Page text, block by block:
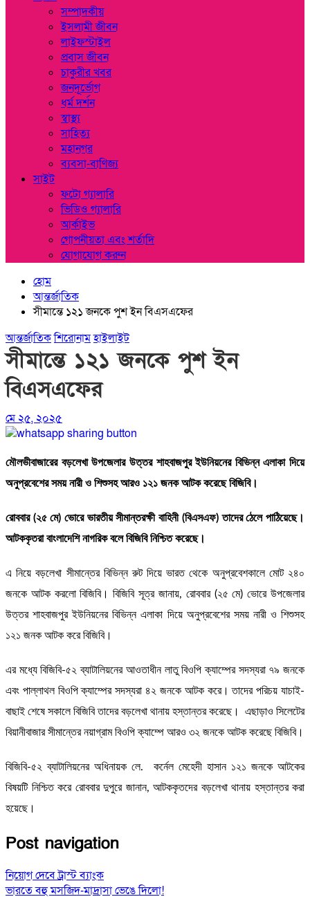
সম্পাদকীয়
ইসলামী জীবন
লাইফস্টাইল
প্রবাস জীবন
চাকুরীর খবর
জনদূর্ভোগ
ধর্ম দর্শন
স্বাস্থ্য
সাহিত্য
মহানগর
ব্যবসা-বাণিজ্য
সাইট
ফটো গ্যালারি
ভিডিও গ্যালারি
আর্কাইভ
গোপনীয়তা এবং শর্তাদি
যোগাযোগ করুন
হোম
আন্তর্জাতিক
সীমান্তে ১২১ জনকে পুশ ইন বিএসএফের
আন্তর্জাতিকশিরোনামহাইলাইট
সীমান্তে ১২১ জনকে পুশ ইন
বিএসএফের
মে ২৫, ২০২৫
মৌলভীবাজারের বড়লেখা উপজেলার উত্তর শাহবাজপুর ইউনিয়নের বিভিন্ন এলাকা দিয়ে
অনুপ্রবেশের সময় নারী ও শিশুসহ আরও ১২১ জনক আটক করেছে বিজিবি।
রোববার (২৫ মে) ভোরে ভারতীয় সীমান্তরক্ষী বাহিনী (বিএসএফ) তাদের ঠেলে পাঠিয়েছে।
আটককৃতরা বাংলাদেশি নাগরিক বলে বিজিবি নিশ্চিত করেছে।
এ নিয়ে বড়লেখা সীমান্তের বিভিন্ন রুট দিয়ে ভারত থেকে অনুপ্রবেশকালে মোট ২৪০
জনকে আটক করলো বিজিবি। বিজিবি সূত্র জানায়, রোববার (২৫ মে) ভোরে উপজেলার
উত্তর শাহবাজপুর ইউনিয়নের বিভিন্ন এলাকা দিয়ে অনুপ্রবেশের সময় নারী ও শিশুসহ
১২১ জনক আটক করে বিজিবি।
এর মধ্যে বিজিবি-৫২ ব্যাটালিয়নের আওতাধীন লাতু বিওপি ক্যাম্পের সদস্যরা ৭৯ জনকে
এবং পাল্লাথল বিওপি ক্যাম্পের সদস্যরা ৪২ জনকে আটক করে। তাদের পরিচয় যাচাই-
বাছাই শেষে সকালে বিজিবি তাদের বড়লেখা থানায় হস্তান্তর করেছে। এছাড়াও সিলেটের
বিয়ানীবাজার সীমান্তের নয়াগ্রাম বিওপি ক্যাম্পে আরও ৩২ জনকে আটক করেছে বিজিবি।
বিজিবি-৫২ ব্যাটালিয়নের অধিনায়ক লে. কর্নেল মেহেদী হাসান ১২১ জনকে আটকের
বিষয়টি নিশ্চিত করে রোববার দুপুরে জানান, আটককৃতদের বড়লেখা থানায় হস্তান্তর করা
হয়েছে।
Post navigation
নিয়োগ দেবে ট্রাস্ট ব্যাংক
ভারতে বহু মসজিদ-মাদ্রাসা ভেঙে দিলো!